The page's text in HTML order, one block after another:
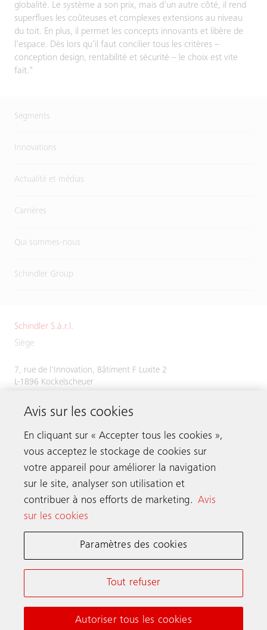
globalité. Le système a son prix, mais d’un autre côté, il rend
superflues les coûteuses et complexes extensions au niveau
du toit. En plus, il permet les concepts innovants et libère de
l’espace. Dès lors qu’il faut concilier tous les critères –
conception design, rentabilité et sécurité – le choix est vite
fait."
Segments
Innovations
Actualité et médias
Carrières
Qui sommes-nous
Schindler Group
Schindler S.à.r.l.
Siège
7, rue de l'Innovation, Bâtiment F Luxite 2
L-1896 Kockelscheuer
Tél.+352 48 58 58 1
Fax +352 49 51 54
Prenez contact
Schindler dans le monde
Notice d’information et Paramètres cookies
Avis sur les cookies
En cliquant sur « Accepter tous les cookies »,
vous acceptez le stockage de cookies sur
votre appareil pour améliorer la navigation
sur le site, analyser son utilisation et
contribuer à nos efforts de marketing. Avis
sur les cookies
Paramètres des cookies
Tout refuser
Autoriser tous les cookies